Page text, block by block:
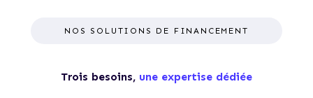
NOS SOLUTIONS DE FINANCEMENT
Trois besoins, une expertise dédiée